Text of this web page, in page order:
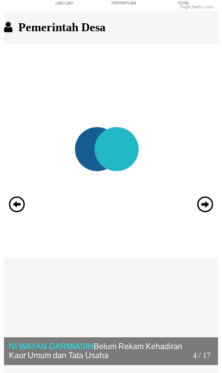
LAKI-LAKI
PEREMPUAN
TOTAL
Highcharts.com
Pemerintah Desa
4 / 17
NI WAYAN DARMIASIH Belum Rekam Kehadiran
Kaur Umum dan Tata Usaha